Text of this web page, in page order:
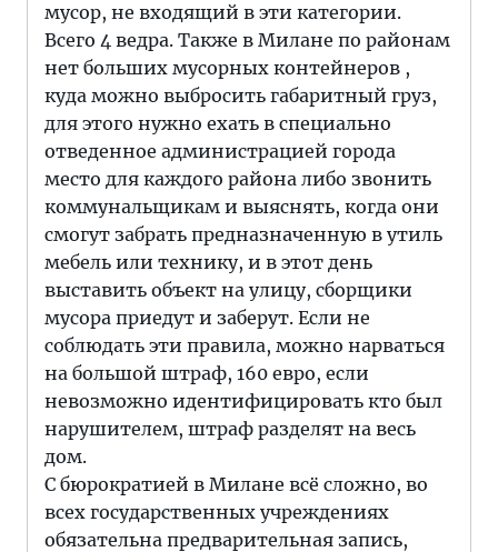
мусор, не входящий в эти категории.
Всего 4 ведра. Также в Милане по районам
нет больших мусорных контейнеров ,
куда можно выбросить габаритный груз,
для этого нужно ехать в специально
отведенное администрацией города
место для каждого района либо звонить
коммунальщикам и выяснять, когда они
смогут забрать предназначенную в утиль
мебель или технику, и в этот день
выставить объект на улицу, сборщики
мусора приедут и заберут. Если не
соблюдать эти правила, можно нарваться
на большой штраф, 160 евро, если
невозможно идентифицировать кто был
нарушителем, штраф разделят на весь
дом.
С бюрократией в Милане всё сложно, во
всех государственных учреждениях
обязательна предварительная запись,